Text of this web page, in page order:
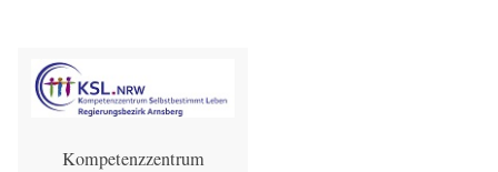
Kompetenzzentrum